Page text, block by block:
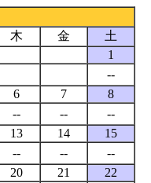
木 金
土
1
--
6 7
8
-- --
--
13 14
15
-- --
--
20 21
22